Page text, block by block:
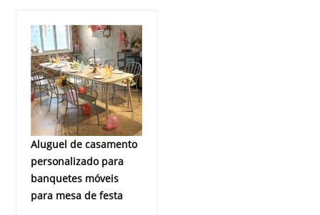
Aluguel de casamento
personalizado para
banquetes móveis
para mesa de festa